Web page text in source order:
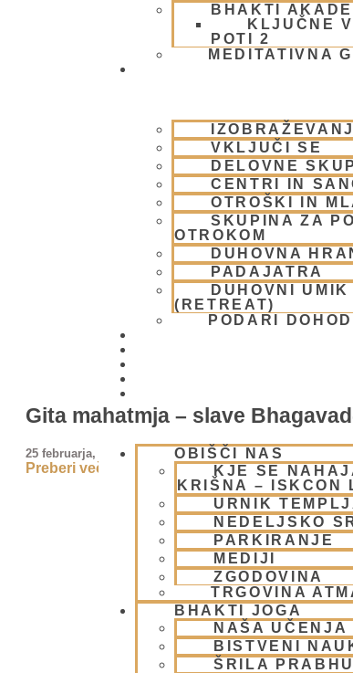
BHAKTI
KLJUČNE
POTI 2
MEDITATIVNA
VKLJUČI SE
DELOVNE
CENTRI IN
OTROŠKI IN
SKUPINA ZA
OTROKOM
DUHOVNA
PADAJATRA
DUHOVNI UMIK
(RETREAT)
PODARI
OBIŠČI NAS
KJE SE
KRIŠNA – ISKCON
URNIK
NEDELJSKO
PARKIRANJE
MEDIJI
ZGODOVINA
TRGOVINA
BHAKTI JOGA
NAŠA UČENJA
BISTVENI
ŠRILA
Gita mahatmja – slave
25 februarja, 2009
Preberi več »